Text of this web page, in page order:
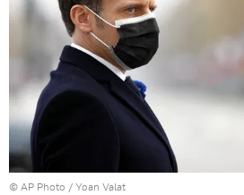
© AP Photo / Yoan Valat